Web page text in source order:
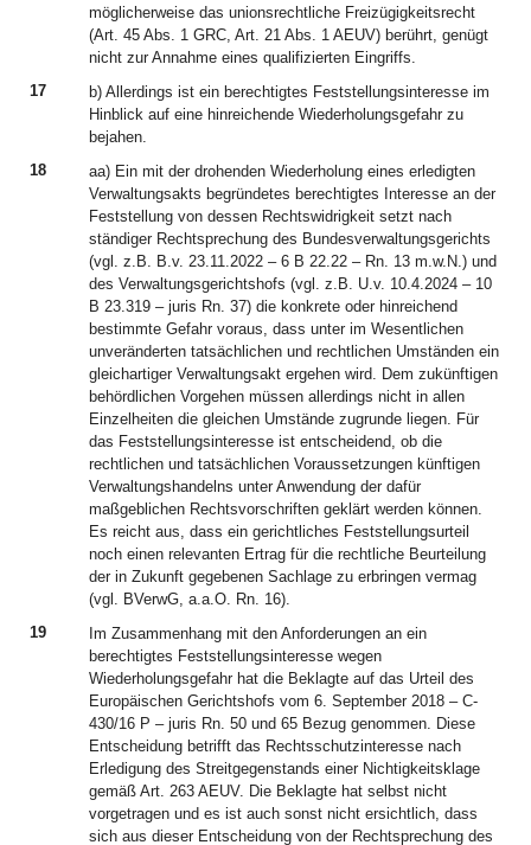
möglicherweise das unionsrechtliche Freizügigkeitsrecht
(Art. 45 Abs. 1 GRC, Art. 21 Abs. 1 AEUV) berührt, genügt
nicht zur Annahme eines qualifizierten Eingriffs.
17
b) Allerdings ist ein berechtigtes Feststellungsinteresse im
Hinblick auf eine hinreichende Wiederholungsgefahr zu
bejahen.
18
aa) Ein mit der drohenden Wiederholung eines erledigten
Verwaltungsakts begründetes berechtigtes Interesse an der
Feststellung von dessen Rechtswidrigkeit setzt nach
ständiger Rechtsprechung des Bundesverwaltungsgerichts
(vgl. z.B. B.v. 23.11.2022 – 6 B 22.22 – Rn. 13 m.w.N.) und
des Verwaltungsgerichtshofs (vgl. z.B. U.v. 10.4.2024 – 10
B 23.319 – juris Rn. 37) die konkrete oder hinreichend
bestimmte Gefahr voraus, dass unter im Wesentlichen
unveränderten tatsächlichen und rechtlichen Umständen ein
gleichartiger Verwaltungsakt ergehen wird. Dem zukünftigen
behördlichen Vorgehen müssen allerdings nicht in allen
Einzelheiten die gleichen Umstände zugrunde liegen. Für
das Feststellungsinteresse ist entscheidend, ob die
rechtlichen und tatsächlichen Voraussetzungen künftigen
Verwaltungshandelns unter Anwendung der dafür
maßgeblichen Rechtsvorschriften geklärt werden können.
Es reicht aus, dass ein gerichtliches Feststellungsurteil
noch einen relevanten Ertrag für die rechtliche Beurteilung
der in Zukunft gegebenen Sachlage zu erbringen vermag
(vgl. BVerwG, a.a.O. Rn. 16).
19
Im Zusammenhang mit den Anforderungen an ein
berechtigtes Feststellungsinteresse wegen
Wiederholungsgefahr hat die Beklagte auf das Urteil des
Europäischen Gerichtshofs vom 6. September 2018 – C-
430/16 P – juris Rn. 50 und 65 Bezug genommen. Diese
Entscheidung betrifft das Rechtsschutzinteresse nach
Erledigung des Streitgegenstands einer Nichtigkeitsklage
gemäß Art. 263 AEUV. Die Beklagte hat selbst nicht
vorgetragen und es ist auch sonst nicht ersichtlich, dass
sich aus dieser Entscheidung von der Rechtsprechung des